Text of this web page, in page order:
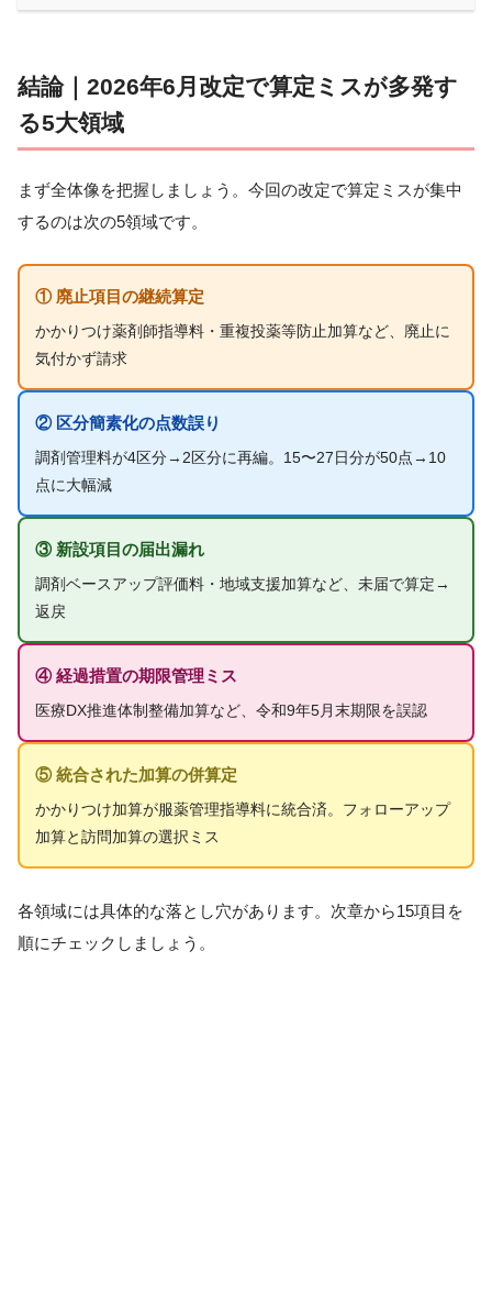
結論｜2026年6月改定で算定ミスが多発す
る5大領域
まず全体像を把握しましょう。今回の改定で算定ミスが集中
するのは次の5領域です。
① 廃止項目の継続算定
かかりつけ薬剤師指導料・重複投薬等防止加算など、廃止に
気付かず請求
② 区分簡素化の点数誤り
調剤管理料が4区分→2区分に再編。15〜27日分が50点→10
点に大幅減
③ 新設項目の届出漏れ
調剤ベースアップ評価料・地域支援加算など、未届で算定→
返戻
④ 経過措置の期限管理ミス
医療DX推進体制整備加算など、令和9年5月末期限を誤認
⑤ 統合された加算の併算定
かかりつけ加算が服薬管理指導料に統合済。フォローアップ
加算と訪問加算の選択ミス
各領域には具体的な落とし穴があります。次章から15項目を
順にチェックしましょう。